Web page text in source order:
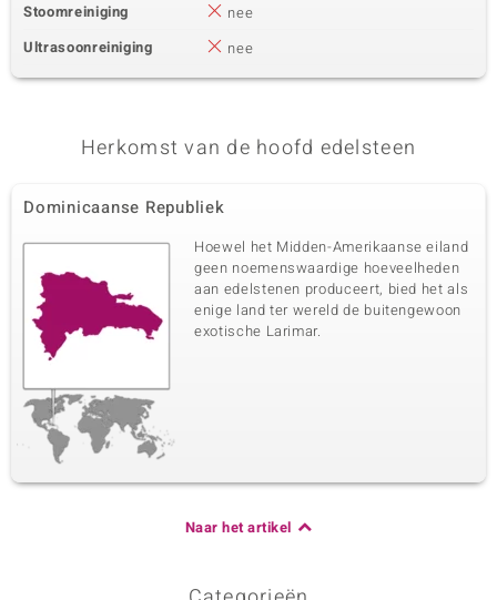
Stoomreiniging
nee
Ultrasoonreiniging
nee
Herkomst van de hoofd edelsteen
Dominicaanse Republiek
Hoewel het Midden-Amerikaanse eiland
geen noemenswaardige hoeveelheden
aan edelstenen produceert, bied het als
enige land ter wereld de buitengewoon
exotische Larimar.
Naar het artikel